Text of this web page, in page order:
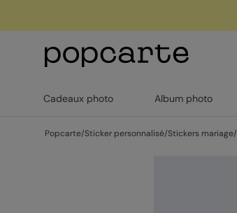
Cadeaux photo Album photo
Popcarte/Sticker personnalisé/Stickers mariage/